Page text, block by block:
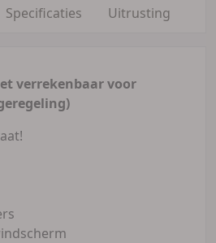
Specificaties Uitrusting
verrekenbaar voor